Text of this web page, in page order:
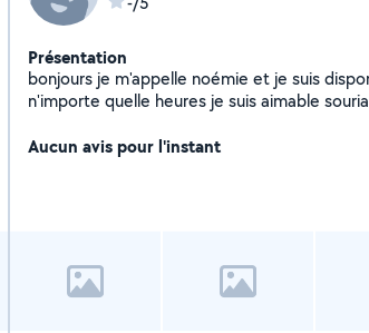
Présentation
bonjours je m'appelle noémie et je suis
n'importe quelle heures je suis aimable
Aucun avis pour l'instant